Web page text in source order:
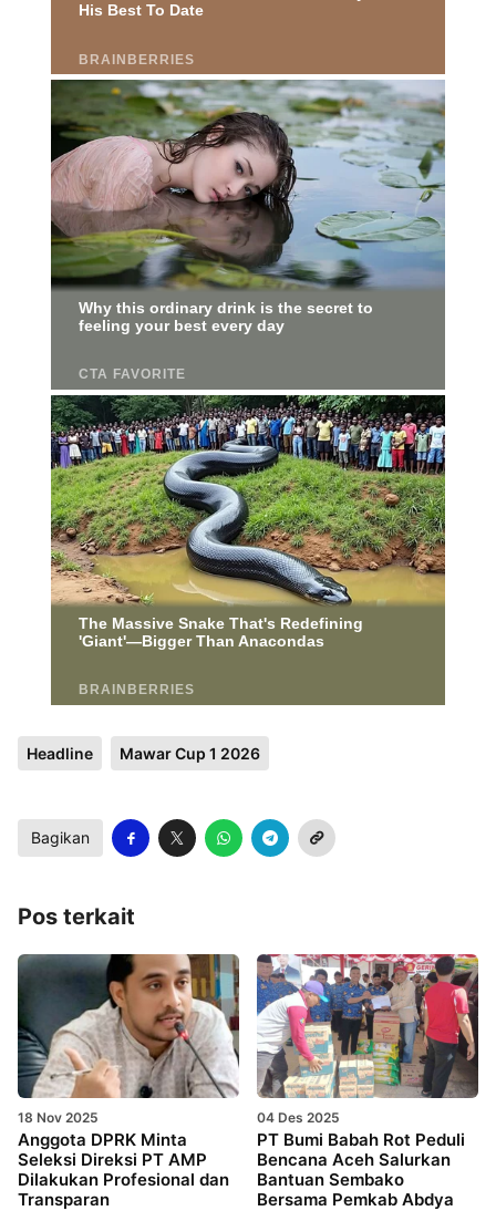
Headline Mawar Cup 1 2026
Bagikan
Pos terkait
18 Nov 2025
Anggota DPRK Minta
Seleksi Direksi PT AMP
Dilakukan Profesional dan
Transparan
04 Des 2025
PT Bumi Babah Rot Peduli
Bencana Aceh Salurkan
Bantuan Sembako
Bersama Pemkab Abdya